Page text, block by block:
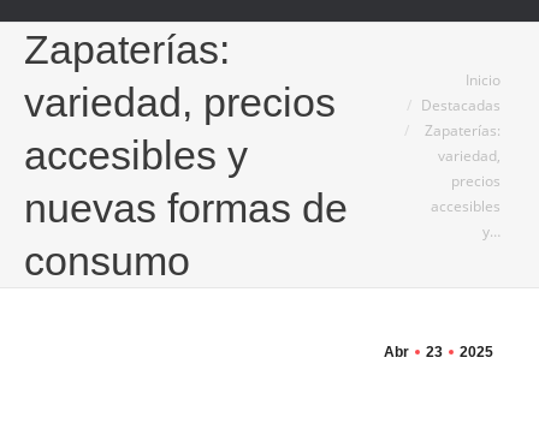
Zapaterías:
variedad, precios
accesibles y
nuevas formas de
consumo
Estás aquí:Inicio
Destacadas
Zapaterías:
variedad,
precios
accesibles
y…
Abr 23 2025